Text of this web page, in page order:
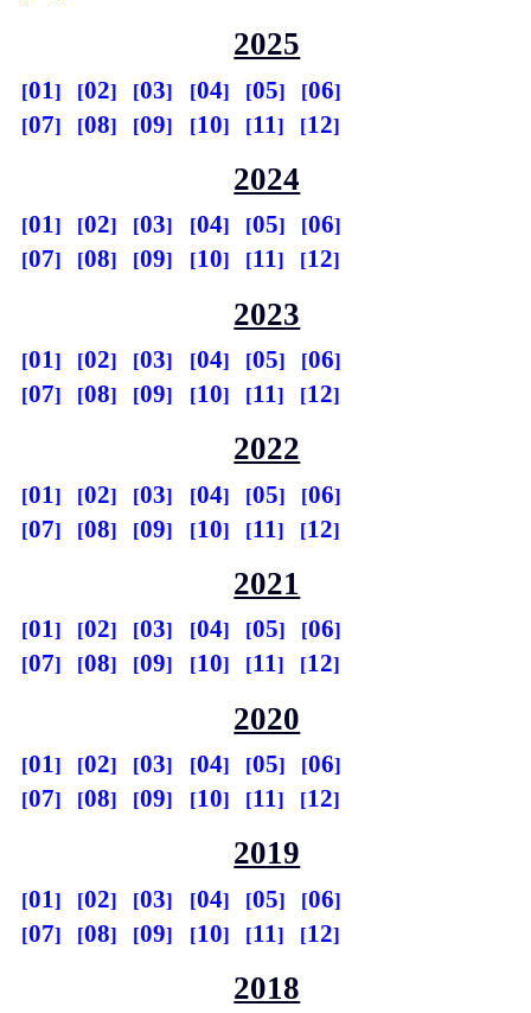
2025
01 02 03 04 05
06
07
08 09 10 11 12
2024
01 02 03 04 05
06
07
08 09 10 11 12
2023
01 02 03 04 05
06
07
08 09 10 11 12
2022
01 02 03 04 05
06
07
08 09 10 11 12
2021
01 02 03 04 05
06
07
08 09 10 11 12
2020
01 02 03 04 05
06
07
08 09 10 11 12
2019
01 02 03 04 05
06
07
08 09 10 11 12
2018